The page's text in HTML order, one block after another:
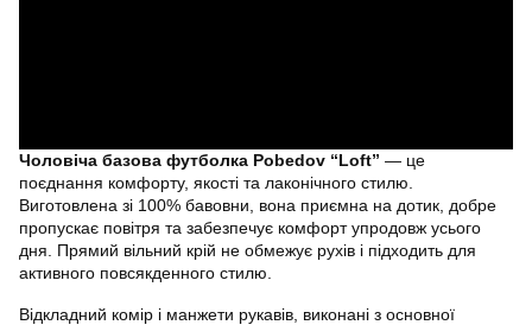
Чоловіча базова футболка Pobedov “Loft” — це
поєднання комфорту, якості та лаконічного стилю.
Виготовлена зі 100% бавовни, вона приємна на дотик, добре
пропускає повітря та забезпечує комфорт упродовж усього
дня. Прямий вільний крій не обмежує рухів і підходить для
активного повсякденного стилю.
Відкладний комір і манжети рукавів, виконані з основної